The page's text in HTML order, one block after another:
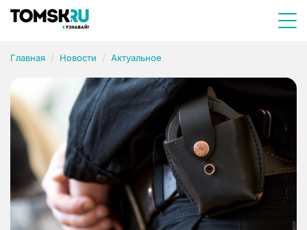
Главная Новости Актуальное